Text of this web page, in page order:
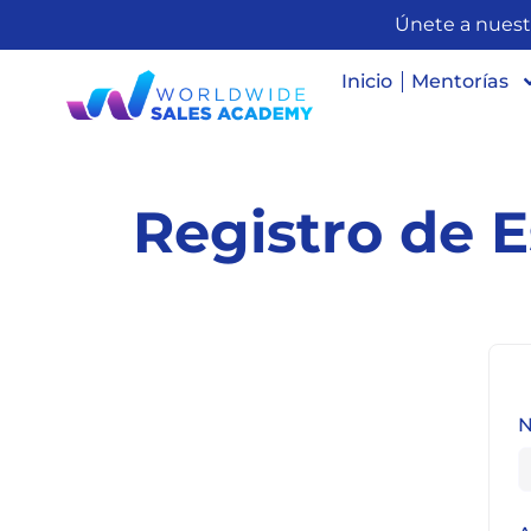
Únete a
Inicio Mentorías
Registro de